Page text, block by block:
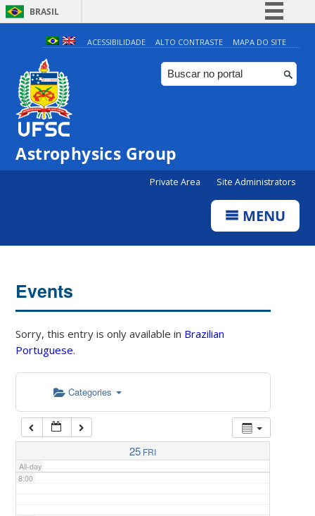
BRASIL
Simplifique!
Comunica BR
Participe
ACESSIBILIDADE ALTO CONTRASTE MAPA DO SITE
Astrophysics Group
Private Area Site Administrators
MENU
Events
Sorry, this entry is only available in Brazilian
Portuguese.
Categories
25 FRI
All-day
4:00
5:00
7:00
8:00